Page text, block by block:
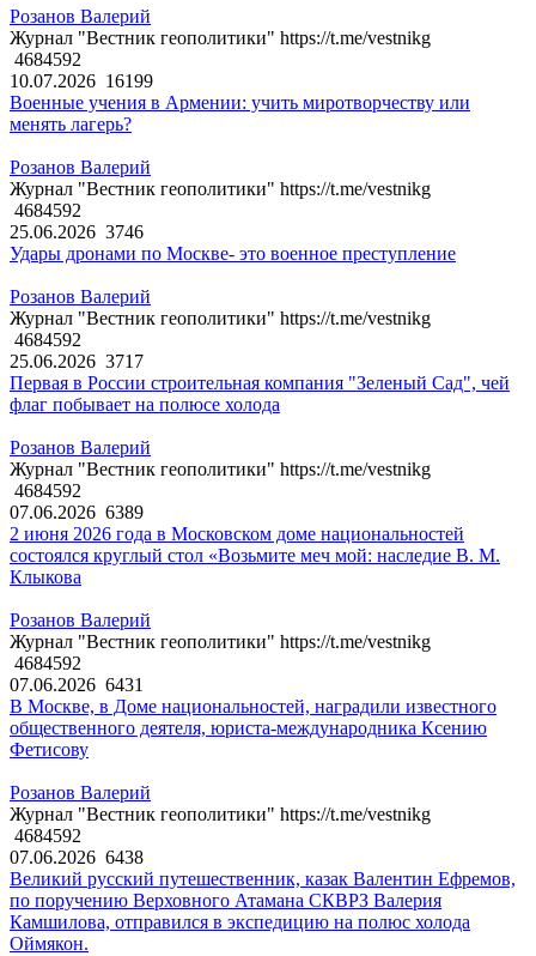
Розанов Валерий
Журнал "Вестник геополитики" https://t.me/vestnikg
4684592
10.07.2026 16199
Военные учения в Армении: учить миротворчеству или
менять лагерь?
Розанов Валерий
Журнал "Вестник геополитики" https://t.me/vestnikg
4684592
25.06.2026 3746
Удары дронами по Москве- это военное преступление
Розанов Валерий
Журнал "Вестник геополитики" https://t.me/vestnikg
4684592
25.06.2026 3717
Первая в России строительная компания "Зеленый Сад", чей
флаг побывает на полюсе холода
Розанов Валерий
Журнал "Вестник геополитики" https://t.me/vestnikg
4684592
07.06.2026 6389
2 июня 2026 года в Московском доме национальностей
состоялся круглый стол «Возьмите меч мой: наследие В. М.
Клыкова
Розанов Валерий
Журнал "Вестник геополитики" https://t.me/vestnikg
4684592
07.06.2026 6431
В Москве, в Доме национальностей, наградили известного
общественного деятеля, юриста-международника Ксению
Фетисову
Розанов Валерий
Журнал "Вестник геополитики" https://t.me/vestnikg
4684592
07.06.2026 6438
Великий русский путешественник, казак Валентин Ефремов,
по поручению Верховного Атамана СКВРЗ Валерия
Камшилова, отправился в экспедицию на полюс холода
Оймякон.